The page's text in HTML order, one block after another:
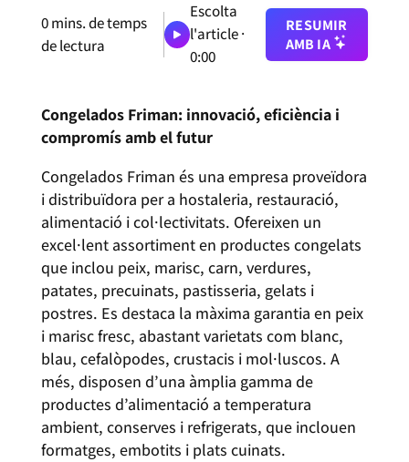
0mins. de temps
de lectura
Escolta
l'article ·
0:00
RESUMIR
AMB IA
Congelados Friman: innovació, eficiència i
compromís amb el futur
Congelados Friman és una empresa proveïdora
i distribuïdora per a hostaleria, restauració,
alimentació i col·lectivitats. Ofereixen un
excel·lent assortiment en productes congelats
que inclou peix, marisc, carn, verdures,
patates, precuinats, pastisseria, gelats i
postres. Es destaca la màxima garantia en peix
i marisc fresc, abastant varietats com blanc,
blau, cefalòpodes, crustacis i mol·luscos. A
més, disposen d’una àmplia gamma de
productes d’alimentació a temperatura
ambient, conserves i refrigerats, que inclouen
formatges, embotits i plats cuinats.